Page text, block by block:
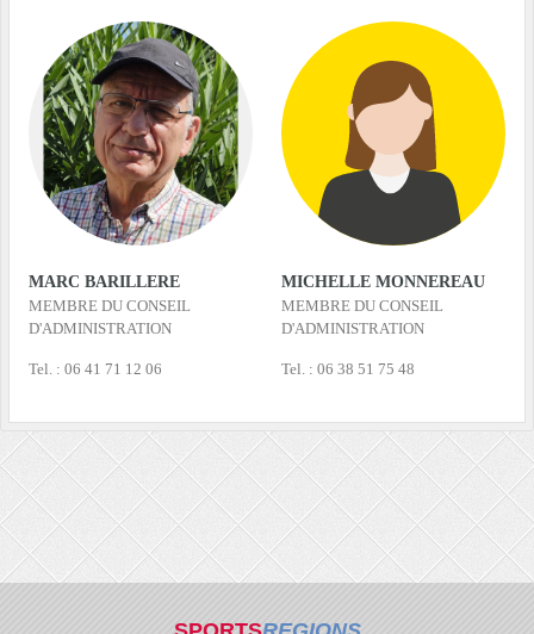
MARC BARILLERE
MEMBRE DU CONSEIL
D'ADMINISTRATION
Tel. : 06 41 71 12 06
MICHELLE MONNEREAU
MEMBRE DU CONSEIL
D'ADMINISTRATION
Tel. : 06 38 51 75 48